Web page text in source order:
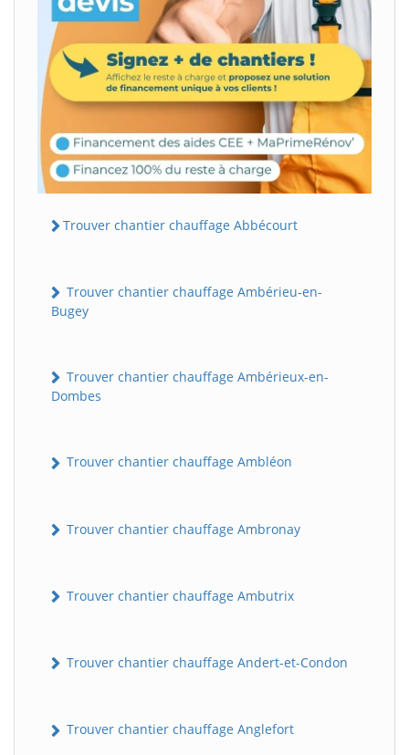
Trouver chantier chauffage Abbécourt
Trouver chantier chauffage Ambérieu-en-
Bugey
Trouver chantier chauffage Ambérieux-en-
Dombes
Trouver chantier chauffage Ambléon
Trouver chantier chauffage Ambronay
Trouver chantier chauffage Ambutrix
Trouver chantier chauffage Andert-et-Condon
Trouver chantier chauffage Anglefort